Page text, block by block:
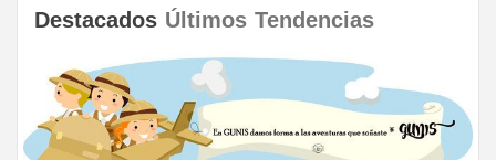
Destacados Últimos Tendencias